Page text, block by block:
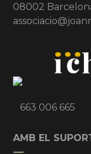
08002
663 006 665
AMB EL